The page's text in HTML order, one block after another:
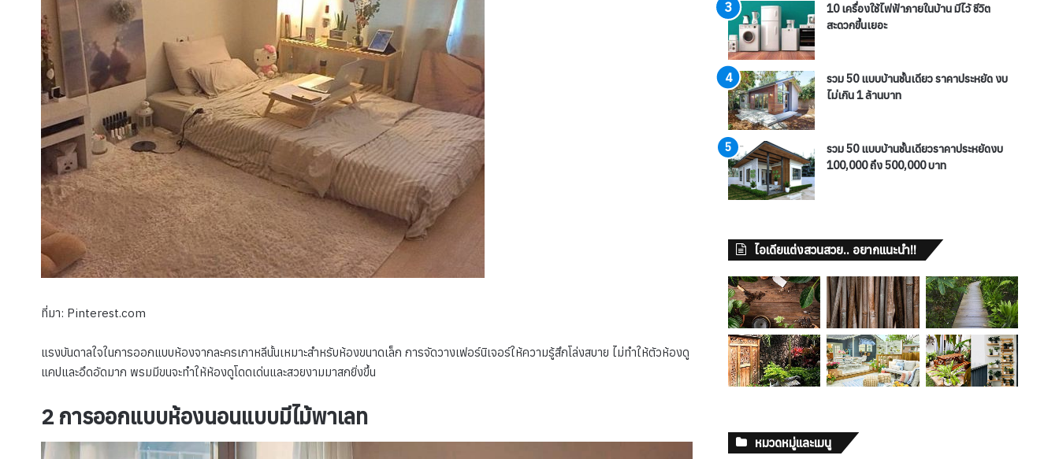
ที่มา: Pinterest.com
แรงบันดาลใจในการออกแบบห้องจากละครเกาหลีนั้นเหมาะสำหรับห้องขนาดเล็ก การจัดวางเฟอร์นิเจอร์ให้ความรู้สึกโล่งสบาย ไม่ทำให้ตัวห้องดู
แคปและอึดอัดมาก พรมมีขนจะทำให้ห้องดูโดดเด่นและสวยงามมาสกยิ่งขึ้น
2 การออกแบบห้องนอนแบบมีไม้พาเลท
10 เครื่องใช้ไฟฟ้าภายในบ้าน มีไว้ ชีวิต
สะดวกขึ้นเยอะ
รวม 50 แบบบ้านชั้นเดียว ราคาประหยัด งบ
ไม่เกิน 1 ล้านบาท
รวม 50 แบบบ้านชั้นเดียวราคาประหยัดงบ
100,000 ถึง 500,000 บาท
ไอเดียแต่งสวนสวย.. อยากแนะนำ!!
หมวดหมู่และเมนู